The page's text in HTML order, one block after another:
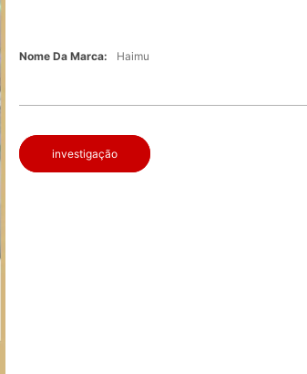
Nome Da Marca: Haimu
investigação